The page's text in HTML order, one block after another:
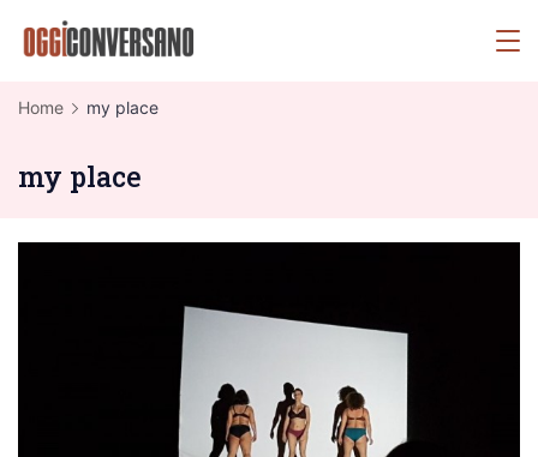
Home my place
my place